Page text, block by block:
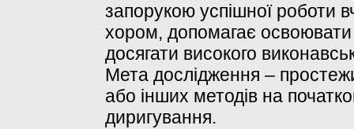
запорукою успішної роботи
хором, допомагає
досягати високого
Мета дослідження –
або інших методів на
диригування.